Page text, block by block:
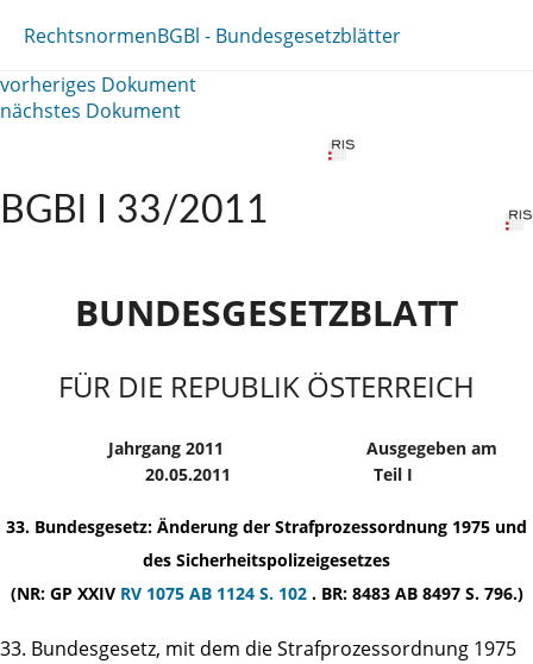
RechtsnormenBGBl - Bundesgesetzblätter
vorheriges Dokument
nächstes Dokument
BGBl I 33/2011
BUNDESGESETZBLATT
FÜR DIE REPUBLIK ÖSTERREICH
Jahrgang 2011
Ausgegeben am
20.05.2011
Teil I
33. Bundesgesetz: Änderung der Strafprozessordnung 1975 und
des Sicherheitspolizeigesetzes
(NR: GP XXIV RV 1075 AB 1124 S. 102 . BR: 8483 AB 8497 S. 796.)
33. Bundesgesetz, mit dem die Strafprozessordnung 1975